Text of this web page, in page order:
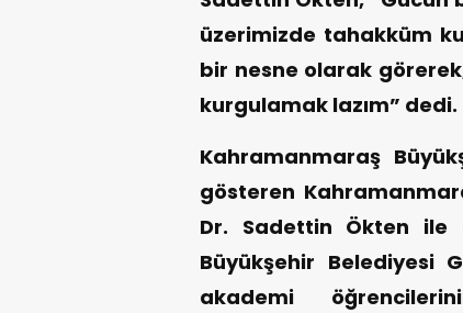
üzerimizde tahakküm
bir nesne olarak
kurgulamak lazım” dedi.
Kahramanmaraş
gösteren
Dr. Sadettin Ökten ile
Büyükşehir Belediyesi
akademi